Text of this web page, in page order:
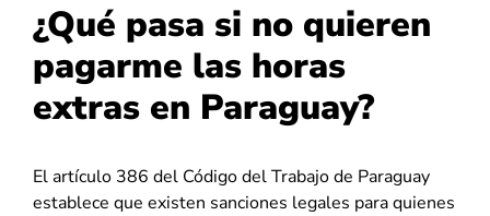
¿Qué pasa si no quieren
pagarme las horas
extras en Paraguay?
Elartículo 386 del Código del Trabajo de Paraguay
establece que existen sanciones legales para quienes